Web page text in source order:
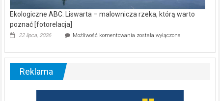
Ekologiczne ABC. Liswarta – malownicza rzeka, którą warto
poznać [fotorelacja]
22 lipca, 2026 Możliwość komentowania Ekologiczne
–
warto
poznać
została wyłączona
Reklama